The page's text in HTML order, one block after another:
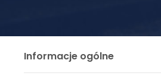
Informacje ogólne